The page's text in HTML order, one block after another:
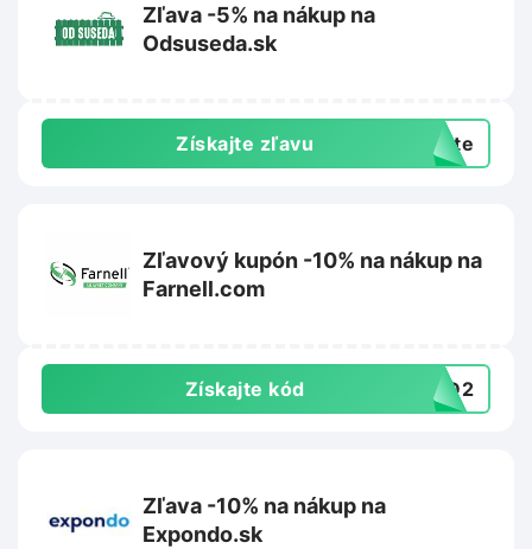
Zľava -5% na nákup na
Odsuseda.sk
Získajte zľavu exte
Zľavový kupón -10% na nákup na
Farnell.com
Získajte kód 4BD2
Zľava -10% na nákup na
Expondo.sk